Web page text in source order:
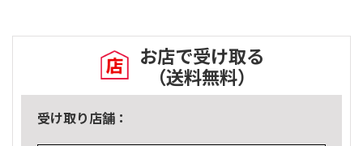
お店で受け取る
（送料無料）
受け取り店舗：